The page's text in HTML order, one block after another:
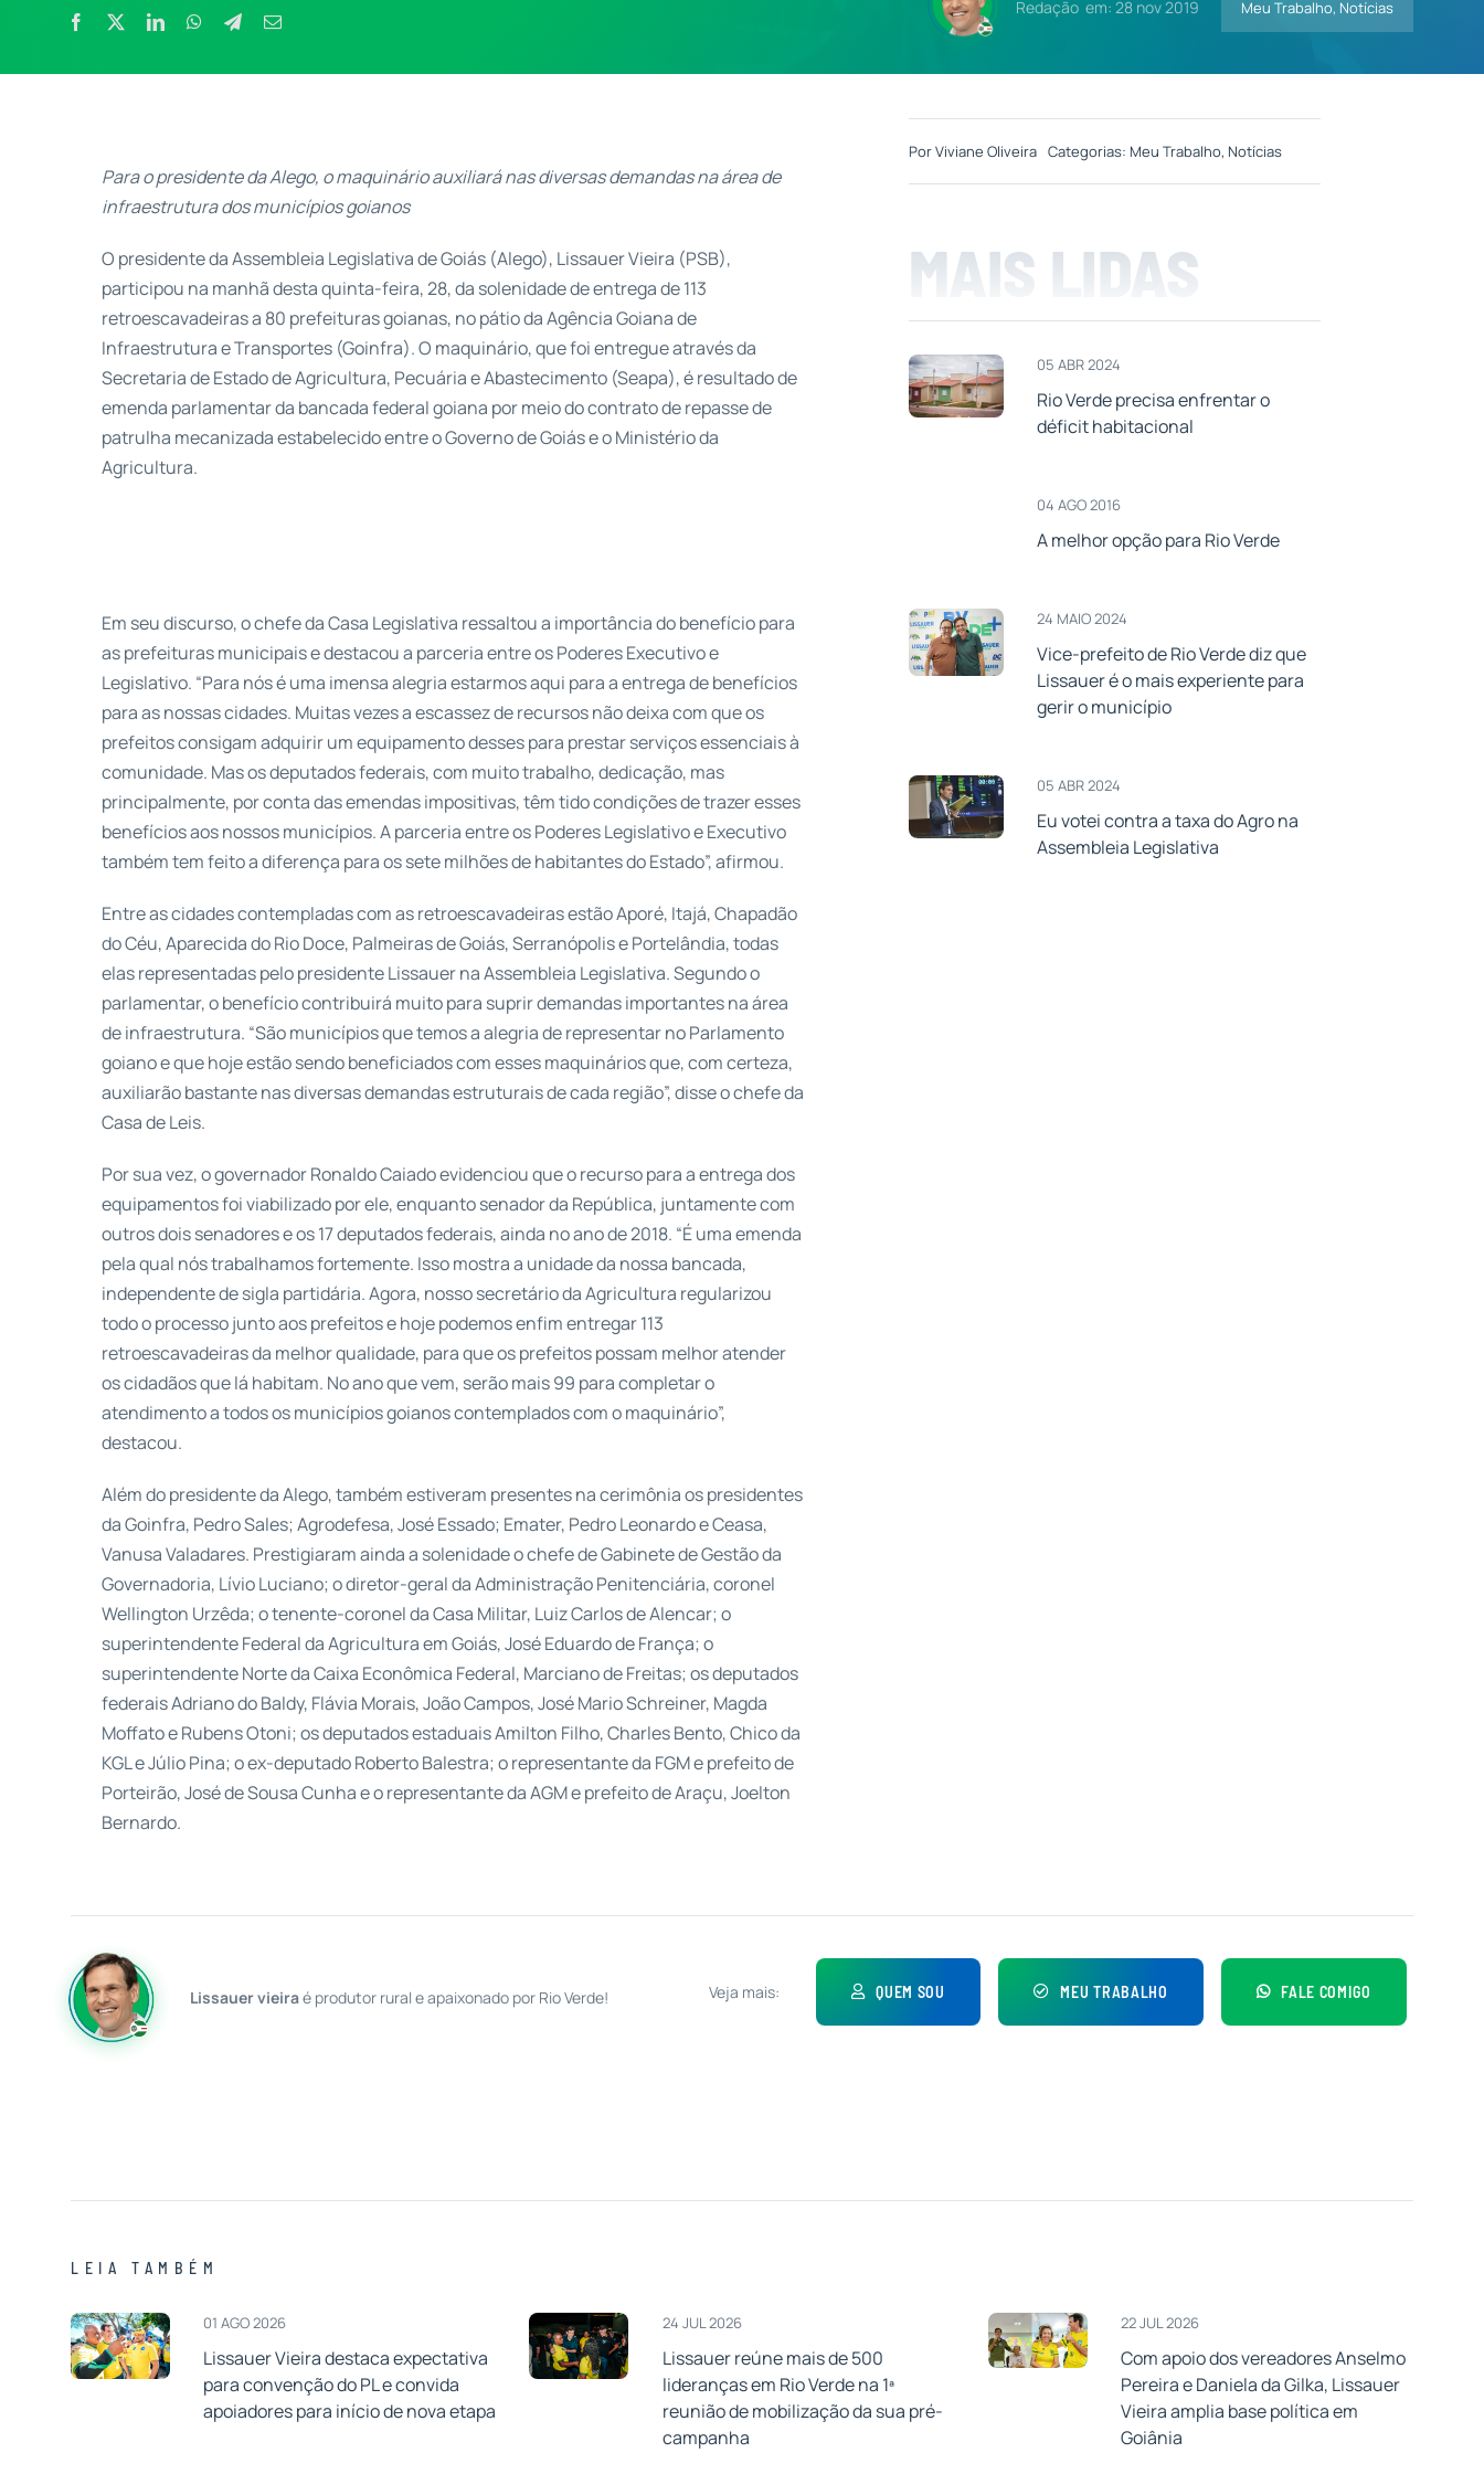
Redação em: 28 nov 2019 Meu Trabalho, Notícias
Para o presidente da Alego, o maquinário auxiliará nas diversas demandas na área de
infraestrutura dos municípios goianos
O presidente da Assembleia Legislativa de Goiás (Alego), Lissauer Vieira (PSB),
participou na manhã desta quinta-feira, 28, da solenidade de entrega de 113
retroescavadeiras a 80 prefeituras goianas, no pátio da Agência Goiana de
Infraestrutura e Transportes (Goinfra). O maquinário, que foi entregue através da
Secretaria de Estado de Agricultura, Pecuária e Abastecimento (Seapa), é resultado de
emenda parlamentar da bancada federal goiana por meio do contrato de repasse de
patrulha mecanizada estabelecido entre o Governo de Goiás e o Ministério da
Agricultura.
Em seu discurso, o chefe da Casa Legislativa ressaltou a importância do benefício para
as prefeituras municipais e destacou a parceria entre os Poderes Executivo e
Legislativo. “Para nós é uma imensa alegria estarmos aqui para a entrega de benefícios
para as nossas cidades. Muitas vezes a escassez de recursos não deixa com que os
prefeitos consigam adquirir um equipamento desses para prestar serviços essenciais à
comunidade. Mas os deputados federais, com muito trabalho, dedicação, mas
principalmente, por conta das emendas impositivas, têm tido condições de trazer esses
benefícios aos nossos municípios. A parceria entre os Poderes Legislativo e Executivo
também tem feito a diferença para os sete milhões de habitantes do Estado”, afirmou.
Entre as cidades contempladas com as retroescavadeiras estão Aporé, Itajá, Chapadão
do Céu, Aparecida do Rio Doce, Palmeiras de Goiás, Serranópolis e Portelândia, todas
elas representadas pelo presidente Lissauer na Assembleia Legislativa. Segundo o
parlamentar, o benefício contribuirá muito para suprir demandas importantes na área
de infraestrutura. “São municípios que temos a alegria de representar no Parlamento
goiano e que hoje estão sendo beneficiados com esses maquinários que, com certeza,
auxiliarão bastante nas diversas demandas estruturais de cada região”, disse o chefe da
Casa de Leis.
Por sua vez, o governador Ronaldo Caiado evidenciou que o recurso para a entrega dos
equipamentos foi viabilizado por ele, enquanto senador da República, juntamente com
outros dois senadores e os 17 deputados federais, ainda no ano de 2018. “É uma emenda
pela qual nós trabalhamos fortemente. Isso mostra a unidade da nossa bancada,
independente de sigla partidária. Agora, nosso secretário da Agricultura regularizou
todo o processo junto aos prefeitos e hoje podemos enfim entregar 113
retroescavadeiras da melhor qualidade, para que os prefeitos possam melhor atender
os cidadãos que lá habitam. No ano que vem, serão mais 99 para completar o
atendimento a todos os municípios goianos contemplados com o maquinário”,
destacou.
Além do presidente da Alego, também estiveram presentes na cerimônia os presidentes
da Goinfra, Pedro Sales; Agrodefesa, José Essado; Emater, Pedro Leonardo e Ceasa,
Vanusa Valadares. Prestigiaram ainda a solenidade o chefe de Gabinete de Gestão da
Governadoria, Lívio Luciano; o diretor-geral da Administração Penitenciária, coronel
Wellington Urzêda; o tenente-coronel da Casa Militar, Luiz Carlos de Alencar; o
superintendente Federal da Agricultura em Goiás, José Eduardo de França; o
superintendente Norte da Caixa Econômica Federal, Marciano de Freitas; os deputados
federais Adriano do Baldy, Flávia Morais, João Campos, José Mario Schreiner, Magda
Moffato e Rubens Otoni; os deputados estaduais Amilton Filho, Charles Bento, Chico da
KGL e Júlio Pina; o ex-deputado Roberto Balestra; o representante da FGM e prefeito de
Porteirão, José de Sousa Cunha e o representante da AGM e prefeito de Araçu, Joelton
Bernardo.
PorViviane Oliveira Categorias: Meu Trabalho, Notícias
MAIS LIDAS
05 ABR 2024
Rio Verde precisa enfrentar o
déficit habitacional
04 AGO 2016
A melhor opção para Rio Verde
24 MAIO 2024
Vice-prefeito de Rio Verde diz que
Lissauer é o mais experiente para
gerir o município
05 ABR 2024
Eu votei contra a taxa do Agro na
Assembleia Legislativa
Lissauer vieiraé produtor rural e apaixonado por Rio Verde! Veja mais: QUEM SOU MEU TRABALHO FALE COMIGO
LEIA TAMBÉM
01 AGO 2026
Lissauer Vieira destaca expectativa
para convenção do PL e convida
apoiadores para início de nova etapa
24 JUL 2026
Lissauer reúne mais de 500
lideranças em Rio Verde na 1ª
reunião de mobilização da sua pré-
campanha
22 JUL 2026
Com apoio dos vereadores Anselmo
Pereira e Daniela da Gilka, Lissauer
Vieira amplia base política em
Goiânia